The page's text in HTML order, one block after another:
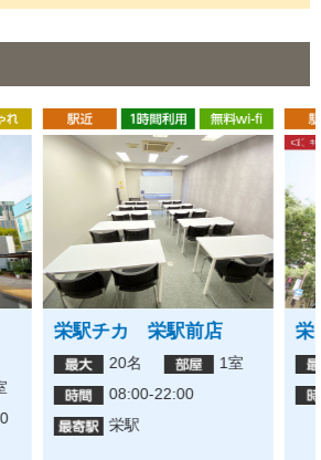
栄ガスビル店
250名
9:00〜21:00 ※時間